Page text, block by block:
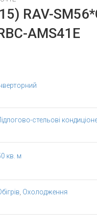
RAV-
AMS41E
стельові
кв. м
Охолодження